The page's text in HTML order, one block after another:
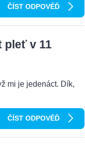
ČÍST ODPOVĚĎ
pleť v 11
mi je jedenáct. Dík,
ČÍST ODPOVĚĎ